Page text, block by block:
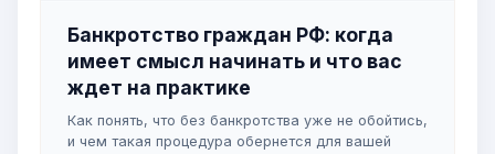
Банкротство граждан РФ: когда
имеет смысл начинать и что вас
ждет на практике
Как понять, что без банкротства уже не обойтись,
и чем такая процедура обернется для вашей